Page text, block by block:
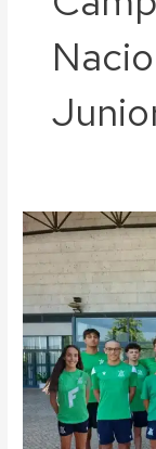
Natação:
Fluvialistas
conquistam
oito
medalhas
no
Nacional
de
Juvenis,
Juniores